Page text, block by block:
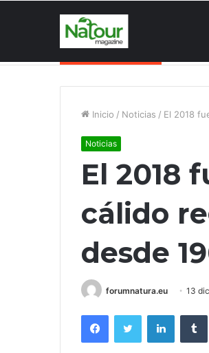
Inicio / Noticias / El 2018
Noticias
El 2018
cálido
desde
forumnatura.eu 13
FacebookTwitter LinkedIn